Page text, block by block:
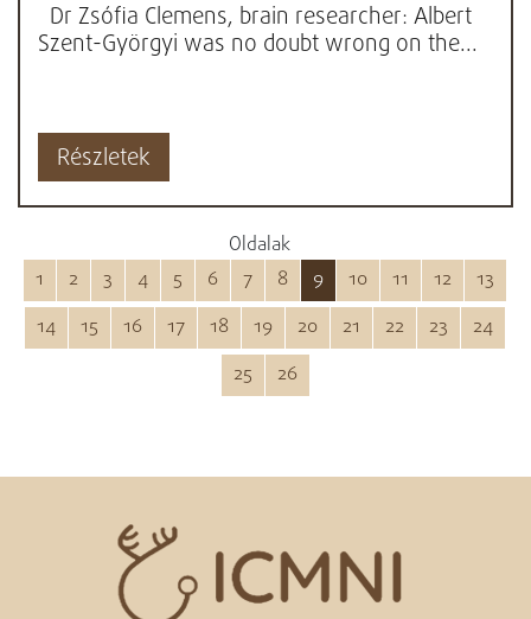
Dr Zsófia Clemens, brain researcher: Albert
Szent-Györgyi was no doubt wrong on the...
Részletek
Oldalak
1
2 3 4 5 6 7 8 9 10 11 12
13
14
15 16 17 18 19 20 21 22 23
24
25
26